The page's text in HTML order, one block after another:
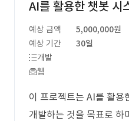
AI를 활용한 챗봇 시
예상 금액
5,000,000원
예상 기간
30일
개발
웹
이 프로젝트는 AI를 활용
개발하는 것을 목표로 하